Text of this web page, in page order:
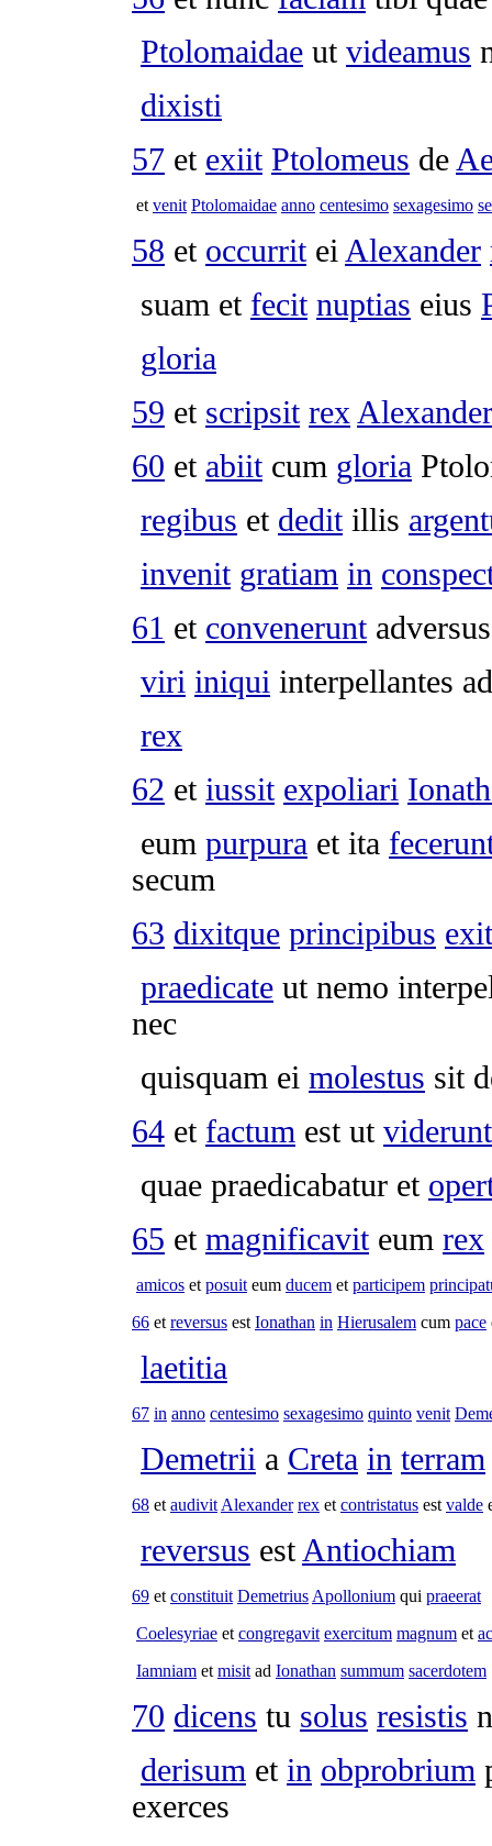
Ptolomaidae ut videamus
dixisti
57 et exiit Ptolomeus de
et venit Ptolomaidae anno centesimo sexagesimo
58 et occurritei Alexander
suam et fecit nuptias eius
gloria
59 et scripsit rex Alexander
60 et abiitcum gloria
regibus et deditillis
invenit gratiam in
61 et convenerunt
viri iniqui interpellantes
rex
62 et iussit expoliari
eum purpura et ita
secum
63 dixitque principibus
praedicate ut nemo
nec
quisquam ei molestus sit
64 et factum est ut viderunt
quae praedicabatur et
65 et magnificaviteum rex
amicos et posuit eum ducem et participem
66 et reversus est Ionathan in Hierusalem cum pace
laetitia
67 in anno centesimo sexagesimo quinto venit
Demetrii a Creta in terram
68 et audivit Alexander rex et contristatus est valde
reversus est Antiochiam
69 et constituit Demetrius Apollonium qui praeerat
Coelesyriae et congregavit exercitum magnum et
Iamniam et misit ad Ionathan summum sacerdotem
70 dicens tu solus resistis
derisum et in obprobrium
exerces